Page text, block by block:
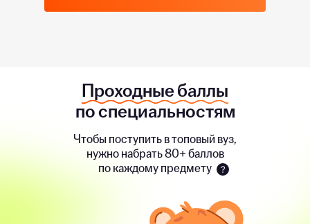
Проходные баллы
по специальностям
Чтобы поступить в топовый вуз,
нужно набрать 80+ баллов
по каждому предмету